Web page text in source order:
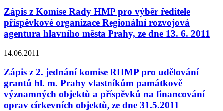
Zápis z Komise Rady HMP pro výběr ředitele
příspěvkové organizace Regionální rozvojová
agentura hlavního města Prahy, ze dne 13. 6. 2011
14.06.2011
Zápis z 2. jednání komise RHMP pro udělování
grantů hl. m. Prahy vlastníkům památkově
významných objektů a příspěvků na financování
oprav církevních objektů, ze dne 31.5.2011